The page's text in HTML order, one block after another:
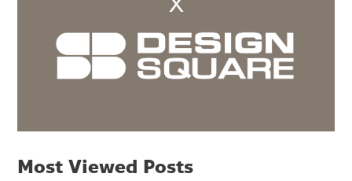
Most Viewed Posts